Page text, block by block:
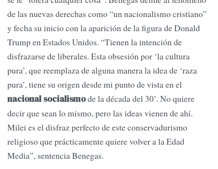
de las nuevas derechas como “un nacionalismo cristiano”
y fecha su inicio con la aparición de la figura de Donald
Trump en Estados Unidos. “Tienen la intención de
disfrazarse de liberales. Esta obsesión por ‘la cultura
pura’, que reemplaza de alguna manera la idea de ‘raza
pura’, tiene su origen desde mi punto de vista en el
nacional socialismode la década del 30’. No quiere
decir que sean lo mismo, pero las ideas vienen de ahí.
Milei es el disfraz perfecto de este conservadurismo
religioso que prácticamente quiere volver a la Edad
Media”, sentencia Benegas.